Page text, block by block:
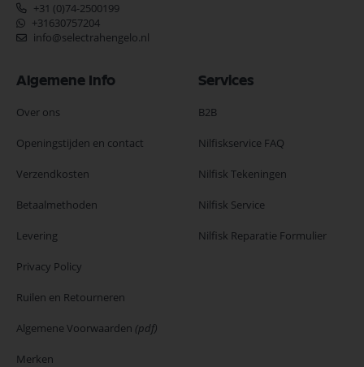
+31 (0)74-2500199
+31630757204
info@selectrahengelo.nl
Algemene Info
Over ons
Openingstijden en contact
Verzendkosten
Betaalmethoden
Levering
Privacy Policy
Ruilen en Retourneren
Algemene Voorwaarden (pdf)
Merken
Services
B2B
Nilfiskservice FAQ
Nilfisk Tekeningen
Nilfisk Service
Nilfisk Reparatie Formulier